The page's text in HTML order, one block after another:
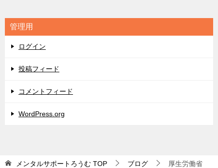
リ
ー
管理用
ログイン
投稿フィード
コメントフィード
WordPress.org
メンタルサポートろうむ TOP ブログ 厚生労働省